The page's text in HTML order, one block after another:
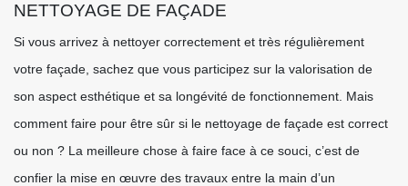
NETTOYAGE DE FAÇADE
Si vous arrivez à nettoyer correctement et très régulièrement
votre façade, sachez que vous participez sur la valorisation de
son aspect esthétique et sa longévité de fonctionnement. Mais
comment faire pour être sûr si le nettoyage de façade est correct
ou non ? La meilleure chose à faire face à ce souci, c’est de
confier la mise en œuvre des travaux entre la main d’un